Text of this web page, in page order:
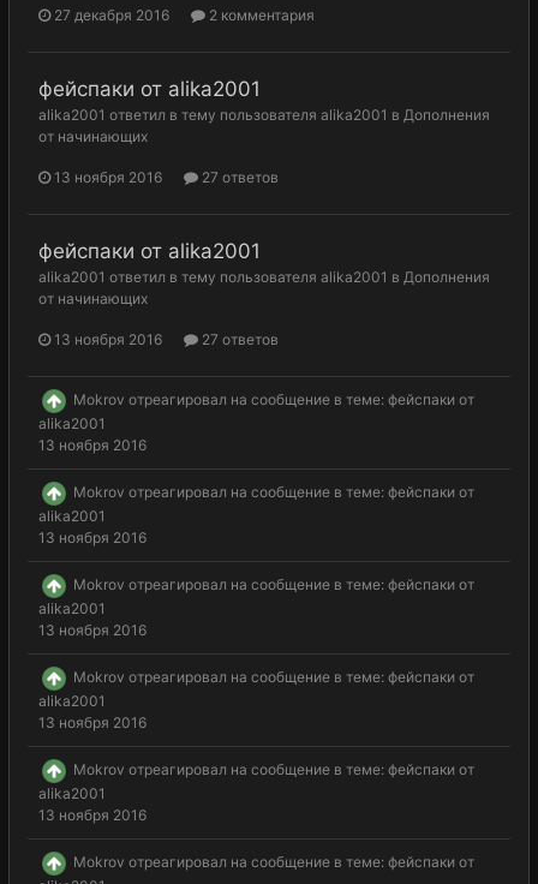
27 декабря 2016 2 комментария
фейспаки от alika2001
alika2001 ответил в тему пользователя alika2001 в Дополнения
от начинающих
13 ноября 2016 27 ответов
фейспаки от alika2001
alika2001 ответил в тему пользователя alika2001 в Дополнения
от начинающих
13 ноября 2016 27 ответов
Mokrov отреагировал на сообщение в теме: фейспаки от
alika2001
13 ноября 2016
Mokrov отреагировал на сообщение в теме: фейспаки от
alika2001
13 ноября 2016
Mokrov отреагировал на сообщение в теме: фейспаки от
alika2001
13 ноября 2016
Mokrov отреагировал на сообщение в теме: фейспаки от
alika2001
13 ноября 2016
Mokrov отреагировал на сообщение в теме: фейспаки от
alika2001
13 ноября 2016
Mokrov отреагировал на сообщение в теме: фейспаки от